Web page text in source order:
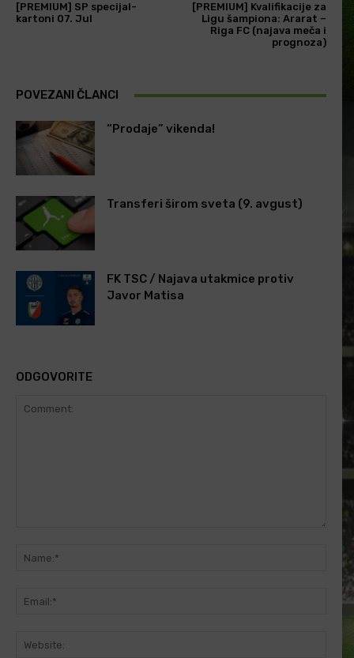
[PREMIUM] SP specijal-
kartoni 07. Jul
[PREMIUM] Kvalifikacije za
Ligu šampiona: Ararat –
Riga FC (najava meča i
prognoza)
POVEZANI ČLANCI
“Prodaje” vikenda!
Transferi širom sveta (9. avgust)
FK TSC / Najava utakmice protiv
Javor Matisa
ODGOVORITE